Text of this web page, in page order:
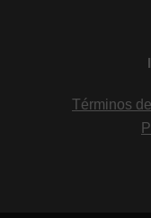
Términos